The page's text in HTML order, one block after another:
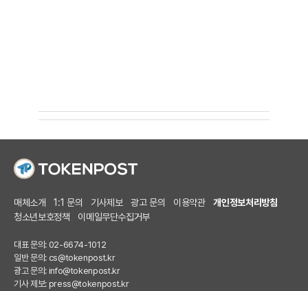
매체소개 1:1 문의 기사제보 광고 문의 이용약관
개인정보처리방침
청소년보호정책
이메일무단수집거부
대표 문의: 02-6674-1012
일반 문의: cs@tokenpost.kr
광고 문의: info@tokenpost.kr
기사 제보: press@tokenpost.kr